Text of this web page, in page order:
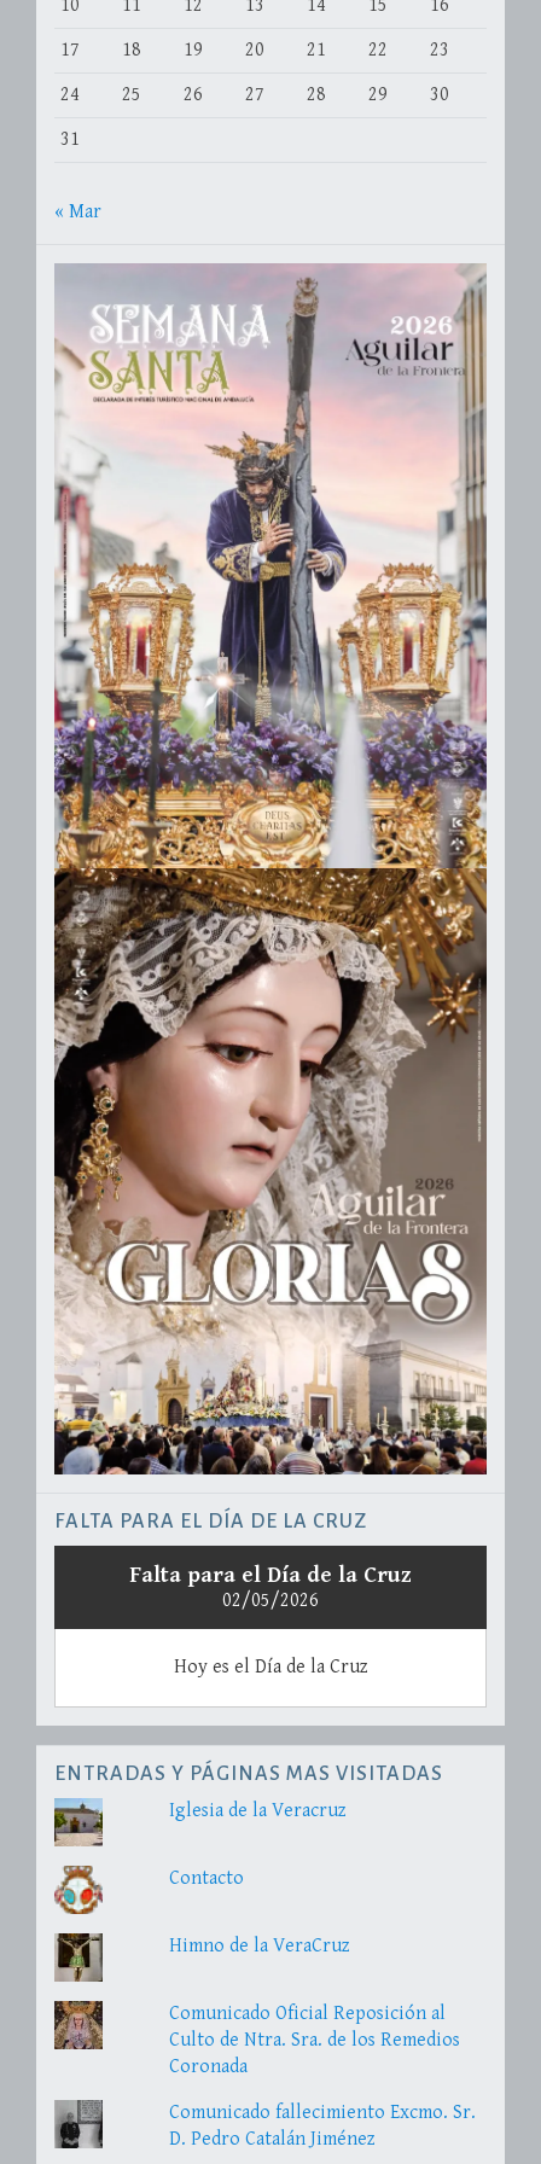
10
11 12 13 14 15
16
17
18 19 20 21 22
23
24
25 26 27 28 29
30
31
« Mar
FALTA PARA EL DÍA DE LA CRUZ
Falta para el Día de la Cruz
02/05/2026
Hoy es el Día de la Cruz
ENTRADAS Y PÁGINAS MAS VISITADAS
Iglesia de la Veracruz
Contacto
Himno de la VeraCruz
Comunicado Oficial Reposición al
Culto de Ntra. Sra. de los Remedios
Coronada
Comunicado fallecimiento Excmo. Sr.
D. Pedro Catalán Jiménez